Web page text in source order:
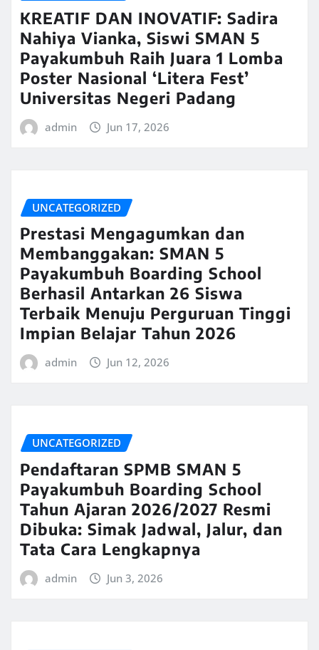
KREATIF DAN INOVATIF: Sadira
Nahiya Vianka, Siswi SMAN 5
Payakumbuh Raih Juara 1 Lomba
Poster Nasional ‘Litera Fest’
Universitas Negeri Padang
admin Jun 17, 2026
UNCATEGORIZED
Prestasi Mengagumkan dan
Membanggakan: SMAN 5
Payakumbuh Boarding School
Berhasil Antarkan 26 Siswa
Terbaik Menuju Perguruan Tinggi
Impian Belajar Tahun 2026
admin Jun 12, 2026
UNCATEGORIZED
Pendaftaran SPMB SMAN 5
Payakumbuh Boarding School
Tahun Ajaran 2026/2027 Resmi
Dibuka: Simak Jadwal, Jalur, dan
Tata Cara Lengkapnya
admin Jun 3, 2026